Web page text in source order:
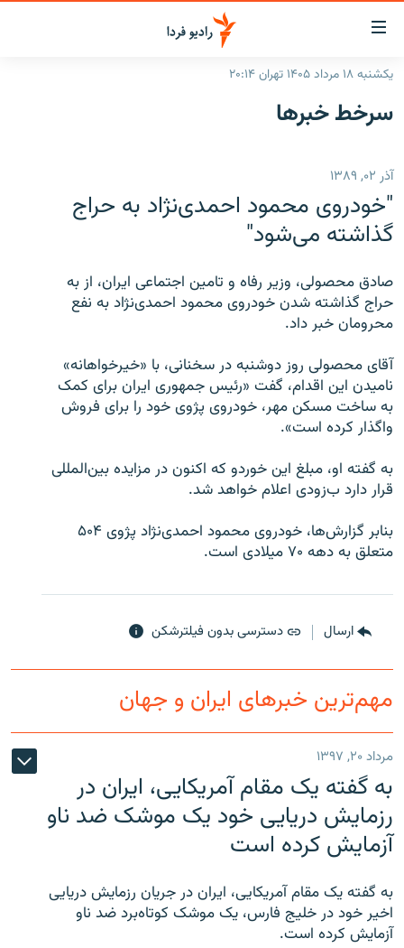
لینک‌های
قابلیت
دسترسی
بازگشت
اصلی
رفتن
به
صفحه
ایران
رادیو
انتخاب کنید و بشنوید
فرکانس‌ها
پادکست
گزارش‌های تصویری
گزارش‌های ویدئویی
زنان فردا
English
به ما بپیوندید
یکشنبه ۱۸ مرداد ۱۴۰۵ تهران ۲۰:۱۴
سرخط‌ خبرها
آذر ۰۲, ۱۳۸۹
"خودروی محمود احمدی‌نژاد به حراج
گذاشته می‌شود"
صادق محصولی، وزیر رفاه و تامین اجتماعی ایران، از به
حراج گذاشته شدن خودروی محمود احمدی‌نژاد به نفع
محرومان خبر داد.
آقای محصولی روز دوشنبه در سخنانی، با «خیرخواهانه»
نامیدن این اقدام، گفت «رئیس جمهوری ایران برای کمک
به ساخت مسکن مهر، خودروی پژوی خود را برای فروش
واگذار کرده است».
به گفته او، مبلغ این خوردو که اکنون در مزایده بین‌المللی
قرار دارد ب‌زودی اعلام خواهد شد.
بنابر گزارش‌ها، خودروی محمود احمدی‌نژاد پژوی ۵۰۴
متعلق به دهه ۷۰ ميلادی است.
ارسال دسترسی بدون فیلترشکن
مهم‌ترین خبرهای ایران و جهان
مرداد ۲۰, ۱۳۹۷
به گفته یک مقام آمریکایی، ایران در
رزمایش دریایی خود یک موشک ضد ناو
آزمایش کرده است
به گفته یک مقام آمریکایی، ایران در جریان رزمایش دریایی
اخیر خود در خلیج فارس، یک موشک کوتاه‌برد ضد ناو
آزمایش کرده است.